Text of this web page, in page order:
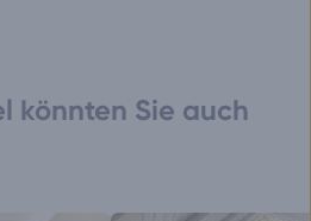
könnten Sie auch